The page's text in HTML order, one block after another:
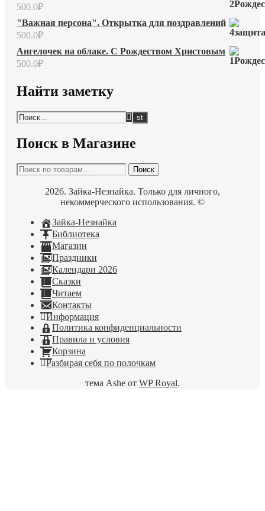
500.0₽
"Важная персона". Открытка для поздравлений
500.0₽
Ангелочек на облаке. С Рождеством Христовым
500.0₽
Найти заметку
Поиск в Магазине
Искать: Поиск
2026. Зайка-Незнайка. Только для личного,
некоммерческого использования. ©
Зайка-Незнайка
Библиотека
Магазин
Праздники
Календари 2026
Сказки
Читаем
Контакты
Информация
Политика конфиденциальности
Правила и условия
Корзина
Разбирая себя по полочкам
тема Ashe от WP Royal.